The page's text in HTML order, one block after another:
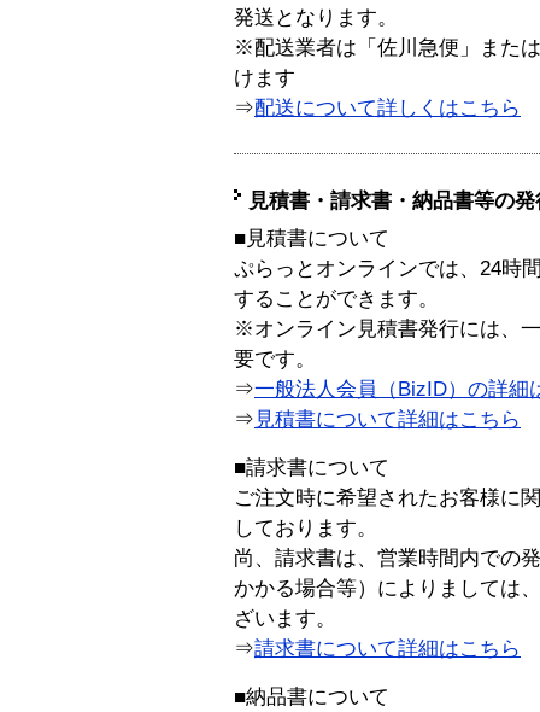
発送となります。
※配送業者は「佐川急便」また
けます
⇒配送について詳しくはこちら
見積書・請求書・納品書等の
■見積書について
ぷらっとオンラインでは、24時
することができます。
※オンライン見積書発行には、
要です。
⇒一般法人会員（BizID）の詳細
⇒ 見積書について詳細はこちら
■請求書について
ご注文時に希望されたお客様に
しております。
尚、請求書は、営業時間内での
かかる場合等）によりましては
ざいます。
⇒請求書について詳細はこちら
■納品書について